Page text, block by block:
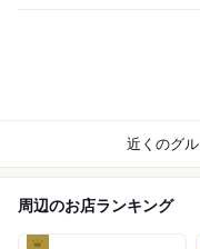
近くのグ
周辺のお店ランキング